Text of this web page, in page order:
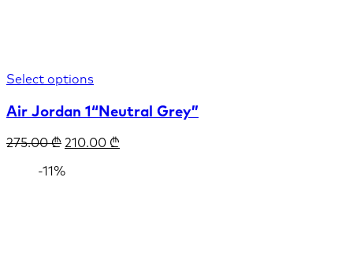
Select options
Air Jordan 1“Neutral Grey”
275.00₾ 210.00 ₾
-11%